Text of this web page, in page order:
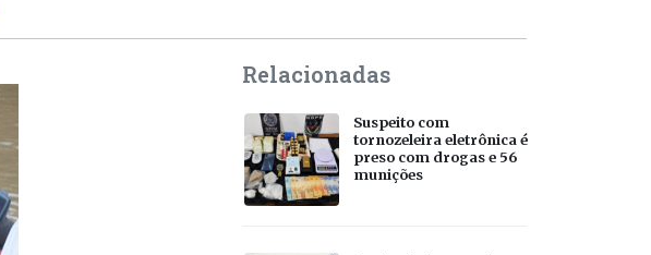
Relacionadas
Suspeito com
tornozeleira eletrônica é
preso com drogas e 56
munições